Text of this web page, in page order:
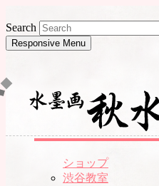
Search
Responsive Menu
ショップ
渋谷教室